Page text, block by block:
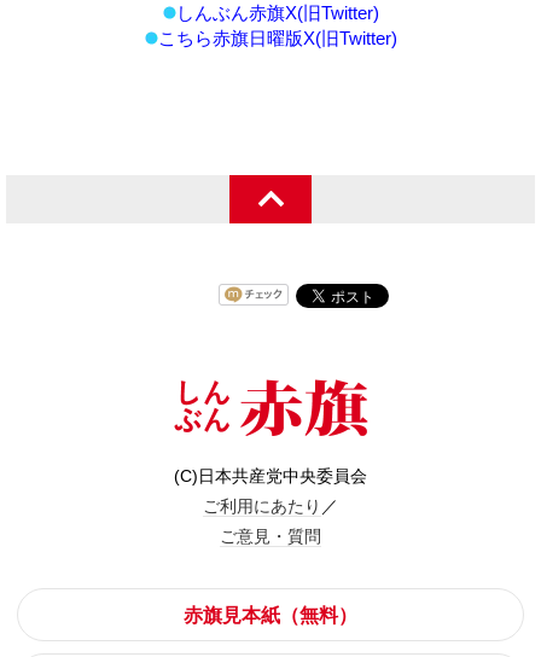
しんぶん赤旗X(旧Twitter)
こちら赤旗日曜版X(旧Twitter)
(C)日本共産党中央委員会
ご利用にあたり ／
ご意見・質問
赤旗見本紙（無料）